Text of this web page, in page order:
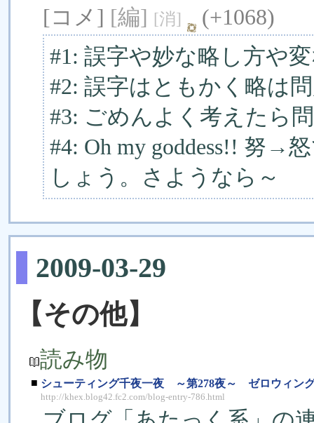
[コメ] [編] [消]
(+1068)
#1: 誤字や妙な略し方や
#2: 誤字はともかく略は
#3: ごめんよく考えたら
#4: Oh my goddess!! 努→
しょう。さようなら～
2009-03-29
【その他】
読み物
■ シューティング千夜一夜 ～第278夜～ ゼロウィン
http://khex.blog42.fc2.com/blog-entry-786.html